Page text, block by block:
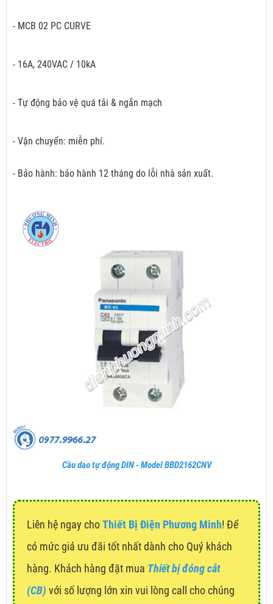
- MCB 02 PC CURVE
- 16A, 240VAC / 10kA
- Tự động bảo vệ quá tải & ngắn mạch
- Vận chuyển: miễn phí.
- Bảo hành: bảo hành 12 tháng do lỗi nhà sản xuất.
Cầu dao tự động DIN - Model BBD2162CNV
Liên hệ ngay choThiết Bị Điện Phương Minh! Để
có mức giá ưu đãi tốt nhất dành cho Quý khách
hàng. Khách hàng đặt mua Thiết bị đóng cắt
(CB) với số lượng lớn xin vui lòng call cho chúng